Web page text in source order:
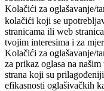
Kolačići za oglašavanje/
kolačići koji se
stranicama ili web
tvojim interesima i za
Kolačići za oglašavanje/
za prikaz oglasa na
strana koji su
efikasnosti oglašivačkih